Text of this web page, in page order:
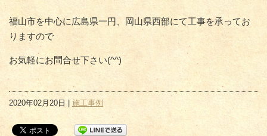
福山市を中心に広島県一円、岡山県西部にて工事を承ってお
りますので
お気軽にお問合せ下さい(^^)
2020年02月20日 | 施工事例